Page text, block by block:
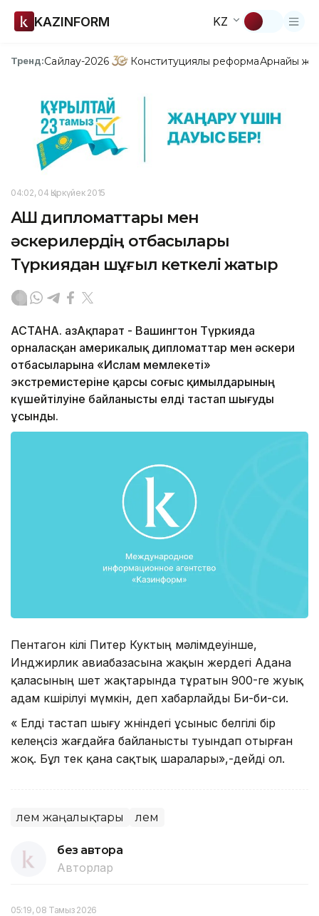
KAZINFORM KZ
Тренд:Сайлау-2026 Конституциялық реформаАрнайы
04:02, 04 Қыркүйек 2015
АҚШ дипломаттары мен
әскерилердің отбасылары
Түркиядан шұғыл кеткелі жатыр
АСТАНА. ҚазАқпарат - Вашингтон Түркияда
орналасқан америкалық дипломаттар мен әскери
отбасыларына «Ислам мемлекеті»
экстремистеріне қарсы соғыс қимылдарының
күшейтілуіне байланысты елді тастап шығуды
ұсынды.
Пентагон өкілі Питер Куктың мәлімдеуінше,
Инджирлик авиабазасына жақын жердегі Адана
қаласының шет жақтарында тұратын 900-ге жуық
адам көшірілуі мүмкін, деп хабарлайды Би-би-си.
« Елді тастап шығу жөніндегі ұсыныс белгілі бір
келеңсіз жағдайға байланысты туындап отырған
жоқ. Бұл тек қана сақтық шаралары»,-дейді ол.
Әлем жаңалықтары Әлем
без автора
Авторлар
05:19, 08 Тамыз 2026